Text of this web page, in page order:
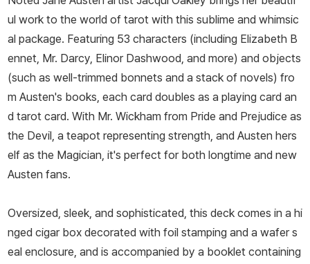
ul work to the world of tarot with this sublime and whimsic
al package. Featuring 53 characters (including Elizabeth B
ennet, Mr. Darcy, Elinor Dashwood, and more) and objects
(such as well-trimmed bonnets and a stack of novels) fro
m Austen's books, each card doubles as a playing card an
d tarot card. With Mr. Wickham from Pride and Prejudice as
the Devil, a teapot representing strength, and Austen hers
elf as the Magician, it's perfect for both longtime and new
Austen fans.
Oversized, sleek, and sophisticated, this deck comes in a hi
nged cigar box decorated with foil stamping and a wafer s
eal enclosure, and is accompanied by a booklet containing